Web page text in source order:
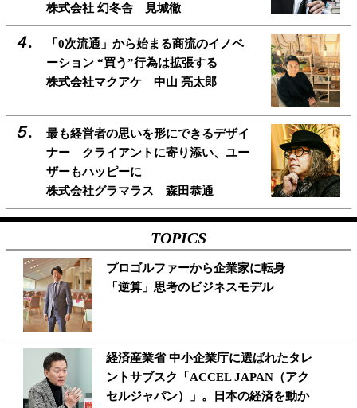
株式会社 幻冬舎 見城徹
「0次流通」から始まる商流のイノベ
ーション “買う”行為は拡張する
株式会社マクアケ 中山 亮太郎
最も経営者の思いを形にできるデザイ
ナー クライアントに寄り添い、ユー
ザーもハッピーに
株式会社グラマラス 森田恭通
TOPICS
プロゴルファーから企業家に転身
「逆算」思考のビジネスモデル
経済産業省 中小企業庁に選ばれたタレ
ントサブスク「ACCEL JAPAN（アク
セルジャパン）」。日本の経済を動か